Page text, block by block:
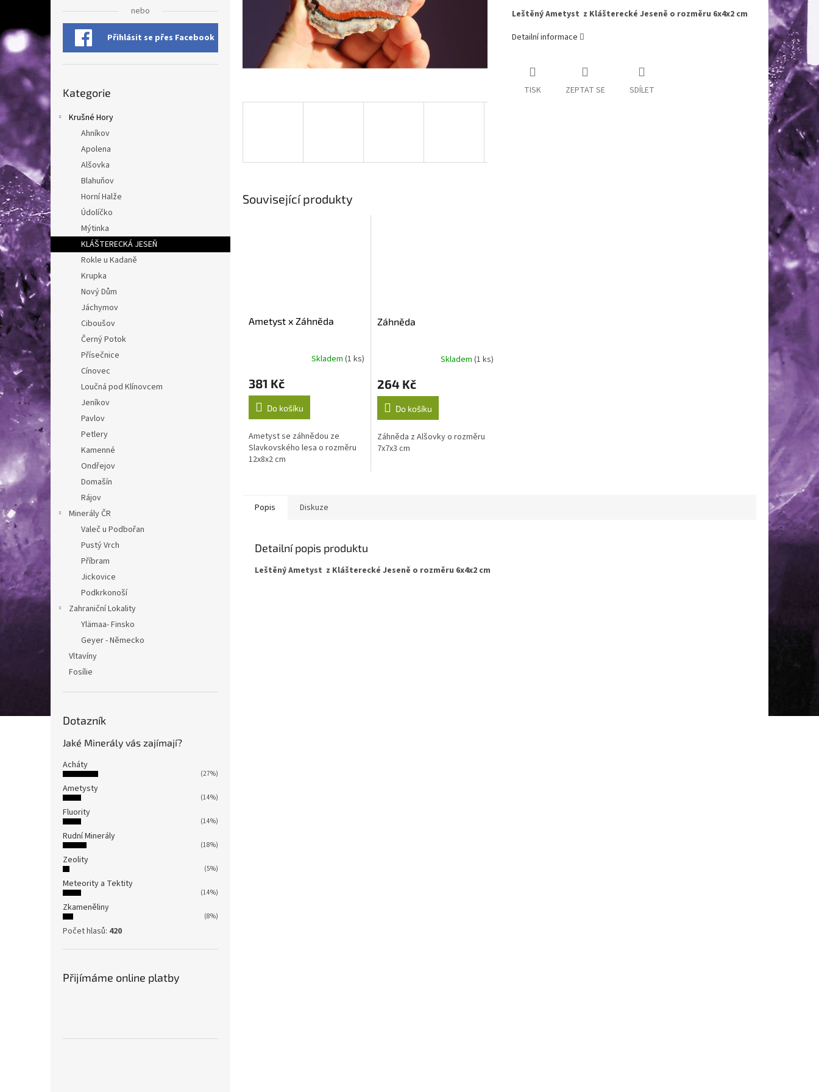
l
nebo
Přihlásit se přes Facebook
kategorie
Kategorie
Krušné Hory
Ahníkov
Apolena
Alšovka
Blahuňov
Horní Halže
Údolíčko
Mýtinka
KLÁŠTERECKÁ JESEŇ
Rokle u Kadaně
Krupka
Nový Dům
Jáchymov
Ciboušov
Černý Potok
Přísečnice
Cínovec
Loučná pod Klínovcem
Jeníkov
Pavlov
Petlery
Kamenné
Ondřejov
Domašín
Rájov
Minerály ČR
Valeč u Podbořan
Pustý Vrch
Příbram
Jickovice
Podkrkonoší
Zahraniční Lokality
Ylämaa- Finsko
Geyer - Německo
Vltavíny
Fosílie
Dotazník
Jaké Minerály vás zajímají?
Acháty
(27%)
Ametysty
(14%)
Fluority
(14%)
Rudní Minerály
(18%)
Zeolity
(5%)
Meteority a Tektity
(14%)
Zkameněliny
(8%)
Počet hlasů: 420
Přijímáme online platby
Leštěný Ametyst z Klášterecké Jeseně o rozměru 6x4x2 cm
Detailní informace
TISK ZEPTAT SE SDÍLET
Související produkty
Ametyst x Záhněda
Skladem (1 ks)
381 Kč
Do košíku
Ametyst se záhnědou ze
Slavkovského lesa o rozměru
12x8x2 cm
Záhněda
Skladem (1 ks)
264 Kč
Do košíku
Záhněda z Alšovky o rozměru
7x7x3 cm
Popis Diskuze
Detailní popis produktu
Leštěný Ametyst z Klášterecké Jeseně o rozměru 6x4x2 cm